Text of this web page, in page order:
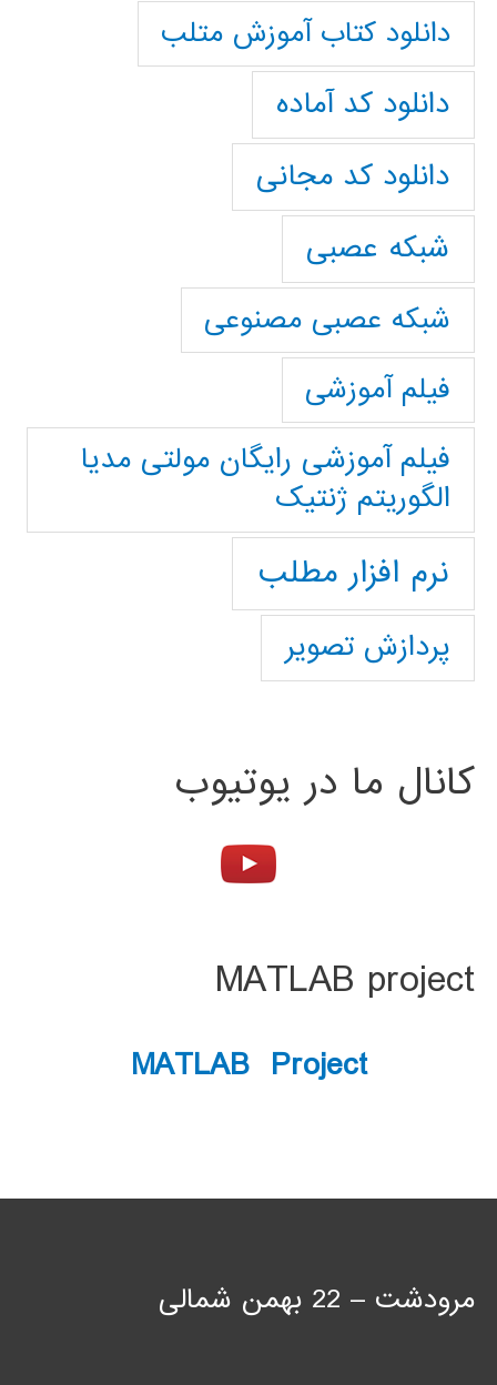
دانلود کتاب آموزش متلب
دانلود کد آماده
دانلود کد مجانی
شبکه عصبی
شبکه عصبی مصنوعی
فیلم آموزشی
فیلم آموزشی رایگان مولتی مدیا
الگوریتم ژنتیک
نرم افزار مطلب
پردازش تصویر
کانال ما در یوتیوب
MATLAB project
MATLAB Project
مرودشت – 22 بهمن شمالی